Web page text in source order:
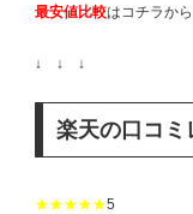
最安値比較はコチラから
↓ ↓ ↓
楽天の口コミ
★★★★★5